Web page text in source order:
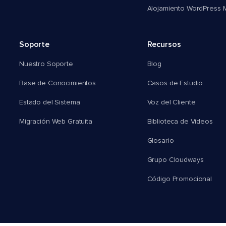
Alojamiento WordPress
Soporte
Nuestro Soporte
Base de Conocimientos
Estado del Sistema
Migración Web Gratuita
Recursos
Blog
Casos de Estudio
Voz del Cliente
Biblioteca de Videos
Glosario
Grupo Cloudways
Código Promocional